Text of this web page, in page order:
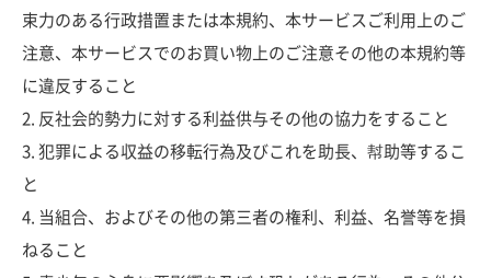
束力のある行政措置または本規約、本サービスご利用上のご
注意、本サービスでのお買い物上のご注意その他の本規約等
に違反すること
2. 反社会的勢力に対する利益供与その他の協力をすること
3. 犯罪による収益の移転行為及びこれを助長、幇助等するこ
と
4. 当組合、およびその他の第三者の権利、利益、名誉等を損
ねること